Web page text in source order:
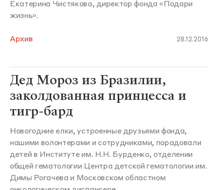
Екатерина Чистякова, директор фонда «Подари
жизнь».
Архив 28.12.2016
Дед Мороз из Бразилии,
заколдованная принцесса и
тигр-бард
Новогодние елки, устроенные друзьями фонда,
нашими волонтерами и сотрудниками, порадовали
детей в Институте им. Н.Н. Бурденко, отделении
общей гематологии Центра детской гематологии им.
Димы Рогачева и Московском областном